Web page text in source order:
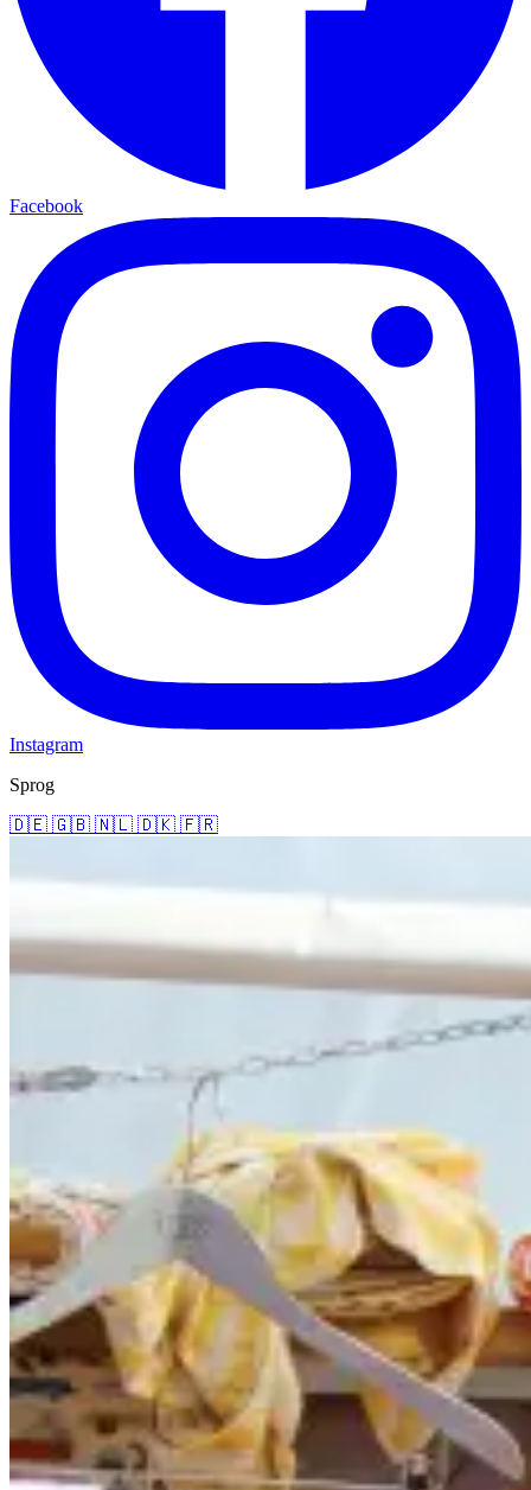
Facebook
Instagram
Sprog
🇩🇪 🇬🇧 🇳🇱 🇩🇰 🇫🇷